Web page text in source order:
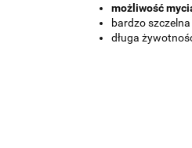
możliwość
bardzo
długa